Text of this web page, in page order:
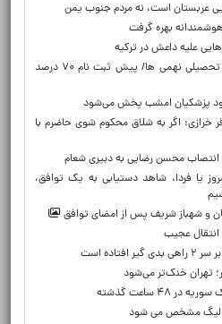
عربستان است، نه مردم جنوب یمن
بهره گرفت
صدور بیش از ۹۰ درصد هدایت تحصیلی نهمی ها/ پیش ثبت نام ۷۰ درصد
پزشکیان امشب پخش می‌شود
خرازی: اگر به شلاق محکوم شوی حاضرم با
انتصاب محسن رضایی به دبیری شعام
یا فردا، شاهد دستیابی به یک توافق،
و شهباز شریف پس از امضای توافق
است
تهران خنک‌تر می‌شود
لیگ مشخص می شود